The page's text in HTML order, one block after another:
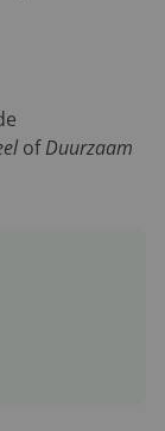
ofDuurzaam